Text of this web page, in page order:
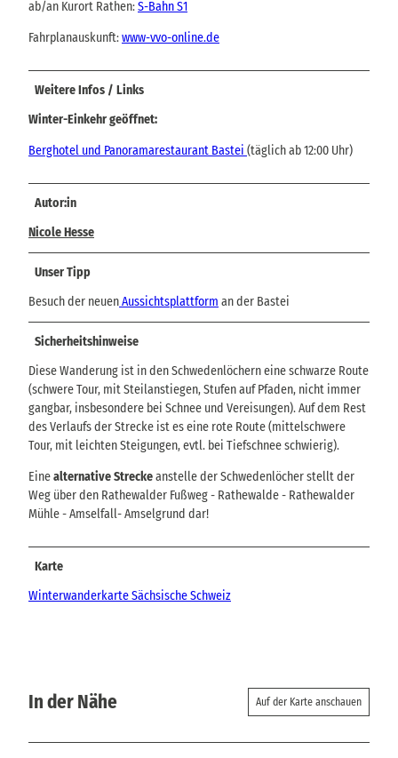
ab/an Kurort Rathen:S-Bahn S1
Fahrplanauskunft:www-vvo-online.de
Weitere Infos / Links
Winter-Einkehr geöffnet:
Berghotel und Panoramarestaurant Bastei (täglich ab 12:00 Uhr)
Autor:in
Nicole Hesse
Unser Tipp
Besuch der neuenAussichtsplattform an der Bastei
Sicherheitshinweise
Diese Wanderung ist in den Schwedenlöchern eine schwarze Route
(schwere Tour, mit Steilanstiegen, Stufen auf Pfaden, nicht immer
gangbar, insbesondere bei Schnee und Vereisungen). Auf dem Rest
des Verlaufs der Strecke ist es eine rote Route (mittelschwere
Tour, mit leichten Steigungen, evtl. bei Tiefschnee schwierig).
Einealternative Streckeanstelle der Schwedenlöcher stellt der
Weg über den Rathewalder Fußweg - Rathewalde - Rathewalder
Mühle - Amselfall- Amselgrund dar!
Karte
Winterwanderkarte Sächsische Schweiz
In der Nähe Auf der Karte anschauen